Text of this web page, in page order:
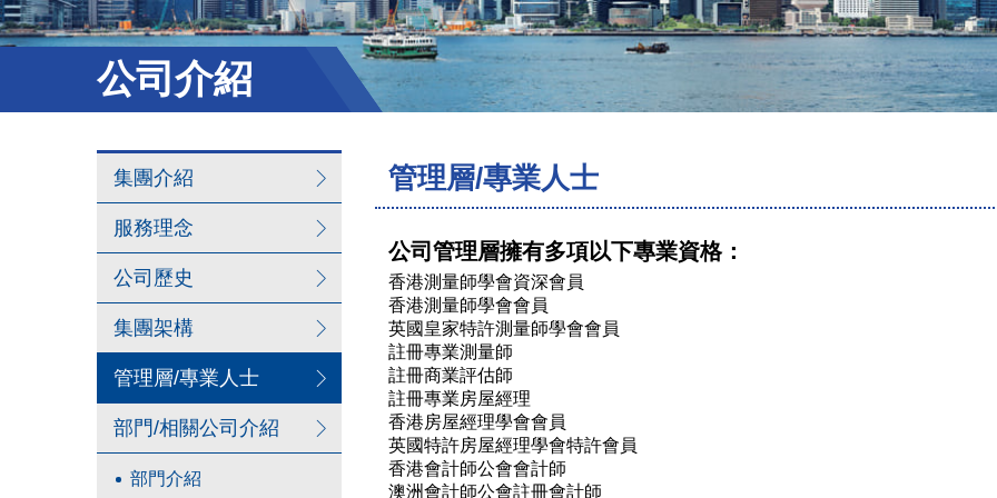
公司介紹
集團介紹
服務理念
公司歷史
集團架構
管理層/專業人士
部門/相關公司介紹
部門介紹
管理層/專業人士
公司管理層擁有多項以下專業資格：
香港測量師學會資深會員
香港測量師學會會員
英國皇家特許測量師學會會員
註冊專業測量師
註冊商業評估師
註冊專業房屋經理
香港房屋經理學會會員
英國特許房屋經理學會特許會員
香港會計師公會會計師
澳洲會計師公會註冊會計師